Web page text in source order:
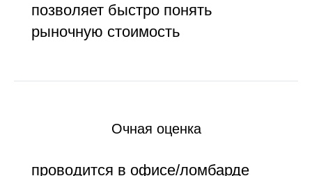
позволяет быстро понять
рыночную стоимость
Очная оценка
проводится в офисе/ломбарде